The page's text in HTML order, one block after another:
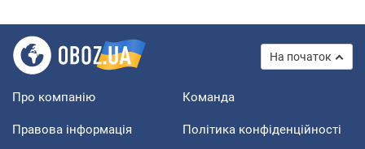
На початок
Про компанію Команда
Правова інформація Політика конфіденційності